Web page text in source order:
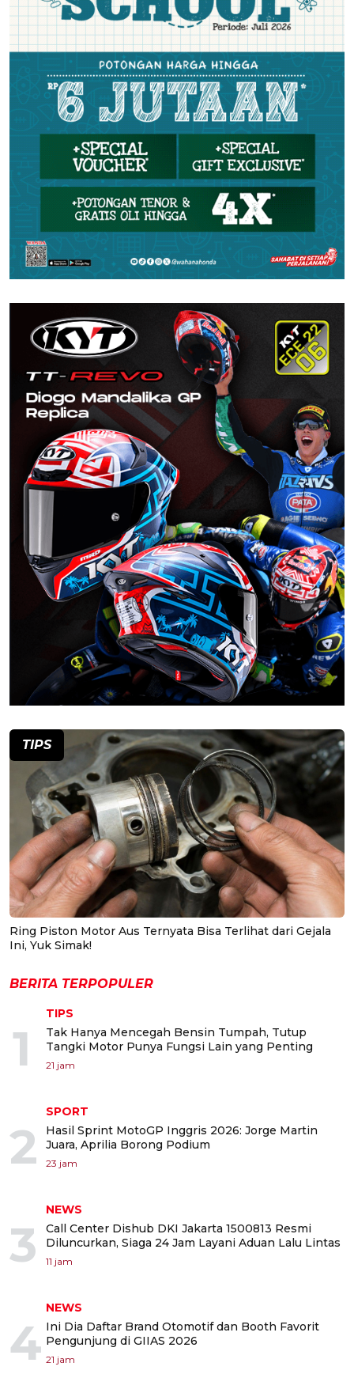
TIPS
Ring Piston Motor Aus Ternyata Bisa Terlihat dari Gejala
Ini, Yuk Simak!
BERITA TERPOPULER
1
TIPS
Tak Hanya Mencegah Bensin Tumpah, Tutup
Tangki Motor Punya Fungsi Lain yang Penting
21 jam
2
SPORT
Hasil Sprint MotoGP Inggris 2026: Jorge Martin
Juara, Aprilia Borong Podium
23 jam
3
NEWS
Call Center Dishub DKI Jakarta 1500813 Resmi
Diluncurkan, Siaga 24 Jam Layani Aduan Lalu Lintas
11 jam
4
NEWS
Ini Dia Daftar Brand Otomotif dan Booth Favorit
Pengunjung di GIIAS 2026
21 jam